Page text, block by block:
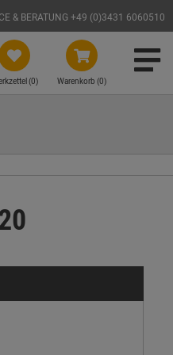
& BERATUNG +49 (0)3431 6060510
Warenkorb (0)
(0)